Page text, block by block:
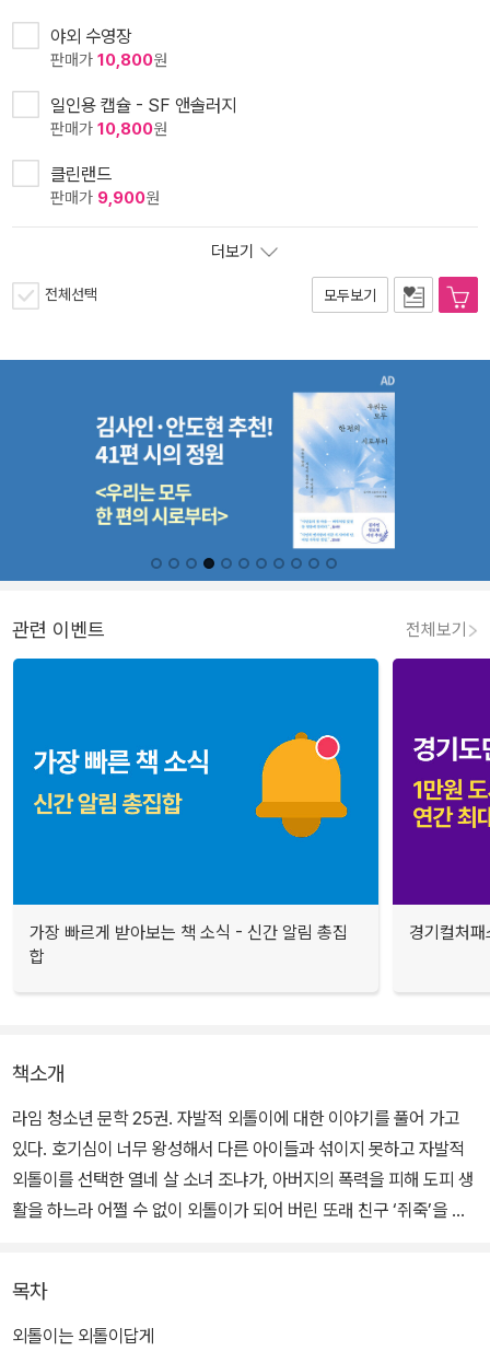
야외 수영장
판매가 10,800원
일인용 캡슐 - SF 앤솔러지
판매가 10,800원
클린랜드
판매가 9,900원
더보기
전체선택 모두보기
관련 이벤트 전체보기
가장 빠르게 받아보는 책 소식 - 신간 알림 총집
합
경기컬처
책소개
라임 청소년 문학 25권. 자발적 외톨이에 대한 이야기를 풀어 가고
있다. 호기심이 너무 왕성해서 다른 아이들과 섞이지 못하고 자발적
외톨이를 선택한 열네 살 소녀 조냐가, 아버지의 폭력을 피해 도피 생
활을 하느라 어쩔 수 없이 외톨이가 되어 버린 또래 친구 ‘쥐죽’을 만
서로 다른 이유로 자신만의 울타리를 만들어 외톨이로 지내던 조냐와
목차
외톨이는 외톨이답게